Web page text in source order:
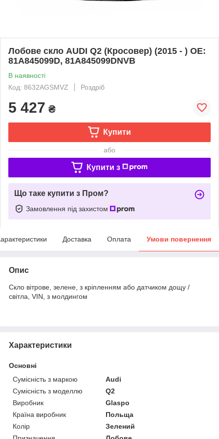
Лобове скло AUDI Q2 (Кросовер) (2015 - ) OE:
81A845099D, 81A845099DNVB
В наявності
Код: 8632AGSMVZ
Роздріб
5 427 ₴
Купити
або
Купити з
Що таке купити з Пром?
Замовлення під захистом
Доставка Оплата Умови повернення
Опис
Скло вітрове, зелене, з кріпленням або датчиком дощу /
світла, VIN, з молдингом
Характеристики
Основні
Сумісність з маркою
Audi
Сумісність з моделлю
Q2
Виробник
Glaspo
Країна виробник
Польща
Колір
Зелений